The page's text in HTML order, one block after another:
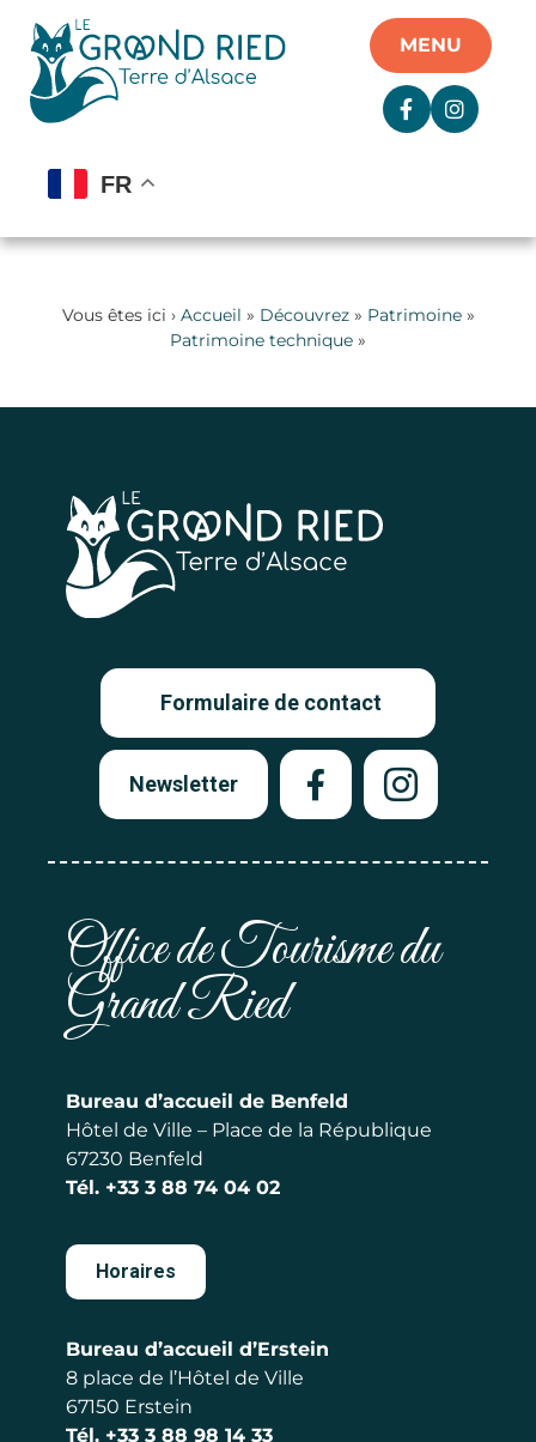
MENU
FR
Vous êtes ici › Accueil » Découvrez» Patrimoine»
Patrimoine technique »
Formulaire de contact
Newsletter
Office de Tourisme du
Grand Ried
Bureau d’accueil de Benfeld
Hôtel de Ville – Place de la République
67230 Benfeld
Tél. +33 3 88 74 04 02
Horaires
Bureau d’accueil d’Erstein
8 place de l’Hôtel de Ville
67150 Erstein
Tél. +33 3 88 98 14 33
Panneau de gestion des cookies